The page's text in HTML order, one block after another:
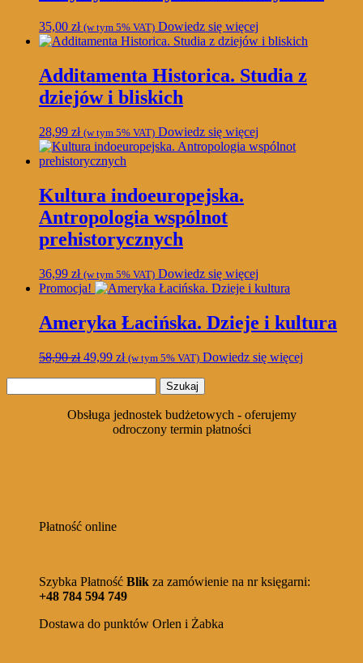
35,00 zł (w tym 5% VAT) Dowiedz się więcej
Additamenta Historica. Studia z
dziejów i bliskich
28,99 zł (w tym 5% VAT) Dowiedz się więcej
Kultura indoeuropejska.
Antropologia wspólnot
prehistorycznych
36,99 zł (w tym 5% VAT) Dowiedz się więcej
Promocja!
Ameryka Łacińska. Dzieje i kultura
58,90zł Pierwotna
49,99 złAktualna
(w tym 5% VAT) Dowiedz się więcej
Obsługa jednostek budżetowych - oferujemy
odroczony termin płatności
Płatność online
Szybka Płatność Blik za zamówienie na nr księgarni:
+48 784 594 749
Dostawa do punktów Orlen i Żabka